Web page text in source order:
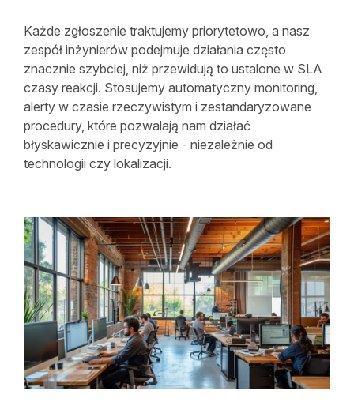
Każde zgłoszenie traktujemy priorytetowo, a nasz
zespół inżynierów podejmuje działania często
znacznie szybciej, niż przewidują to ustalone w SLA
czasy reakcji. Stosujemy automatyczny monitoring,
alerty w czasie rzeczywistym i zestandaryzowane
procedury, które pozwalają nam działać
błyskawicznie i precyzyjnie - niezależnie od
technologii czy lokalizacji.